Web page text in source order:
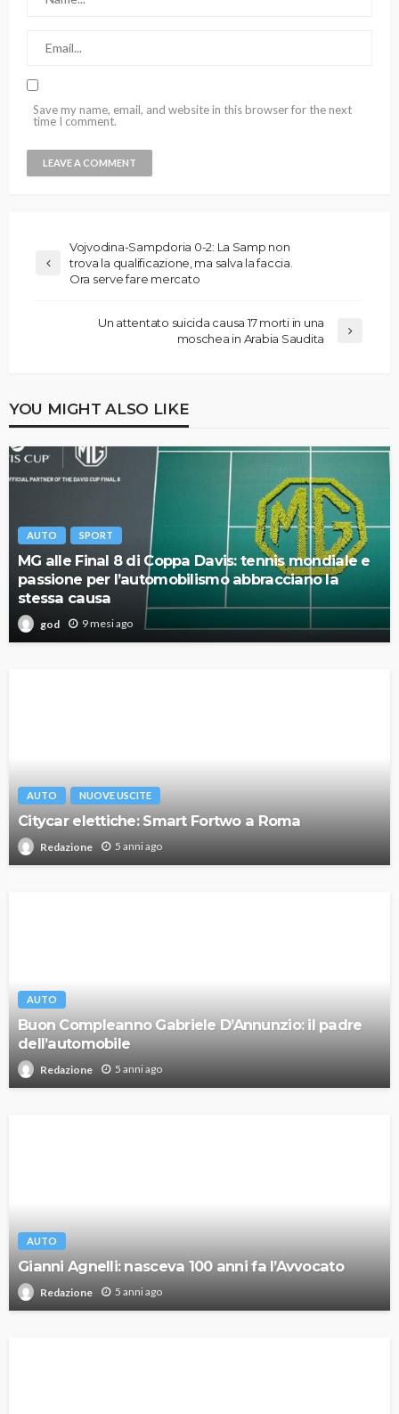
Save my name, email, and website in this browser for the next
time I comment.
Vojvodina-Sampdoria 0-2: La Samp non
trova la qualificazione, ma salva la faccia.
Ora serve fare mercato
Un attentato suicida causa 17 morti in una
moschea in Arabia Saudita
YOU MIGHT ALSO LIKE
AUTO SPORT
MG alle Final 8 di Coppa Davis: tennis mondiale e
passione per l’automobilismo abbracciano la
stessa causa
god 9 mesi ago
AUTO NUOVE USCITE
Citycar elettiche: Smart Fortwo a Roma
Redazione 5 anni ago
AUTO
Buon Compleanno Gabriele D’Annunzio: il padre
dell’automobile
Redazione 5 anni ago
AUTO
Gianni Agnelli: nasceva 100 anni fa l’Avvocato
Redazione 5 anni ago